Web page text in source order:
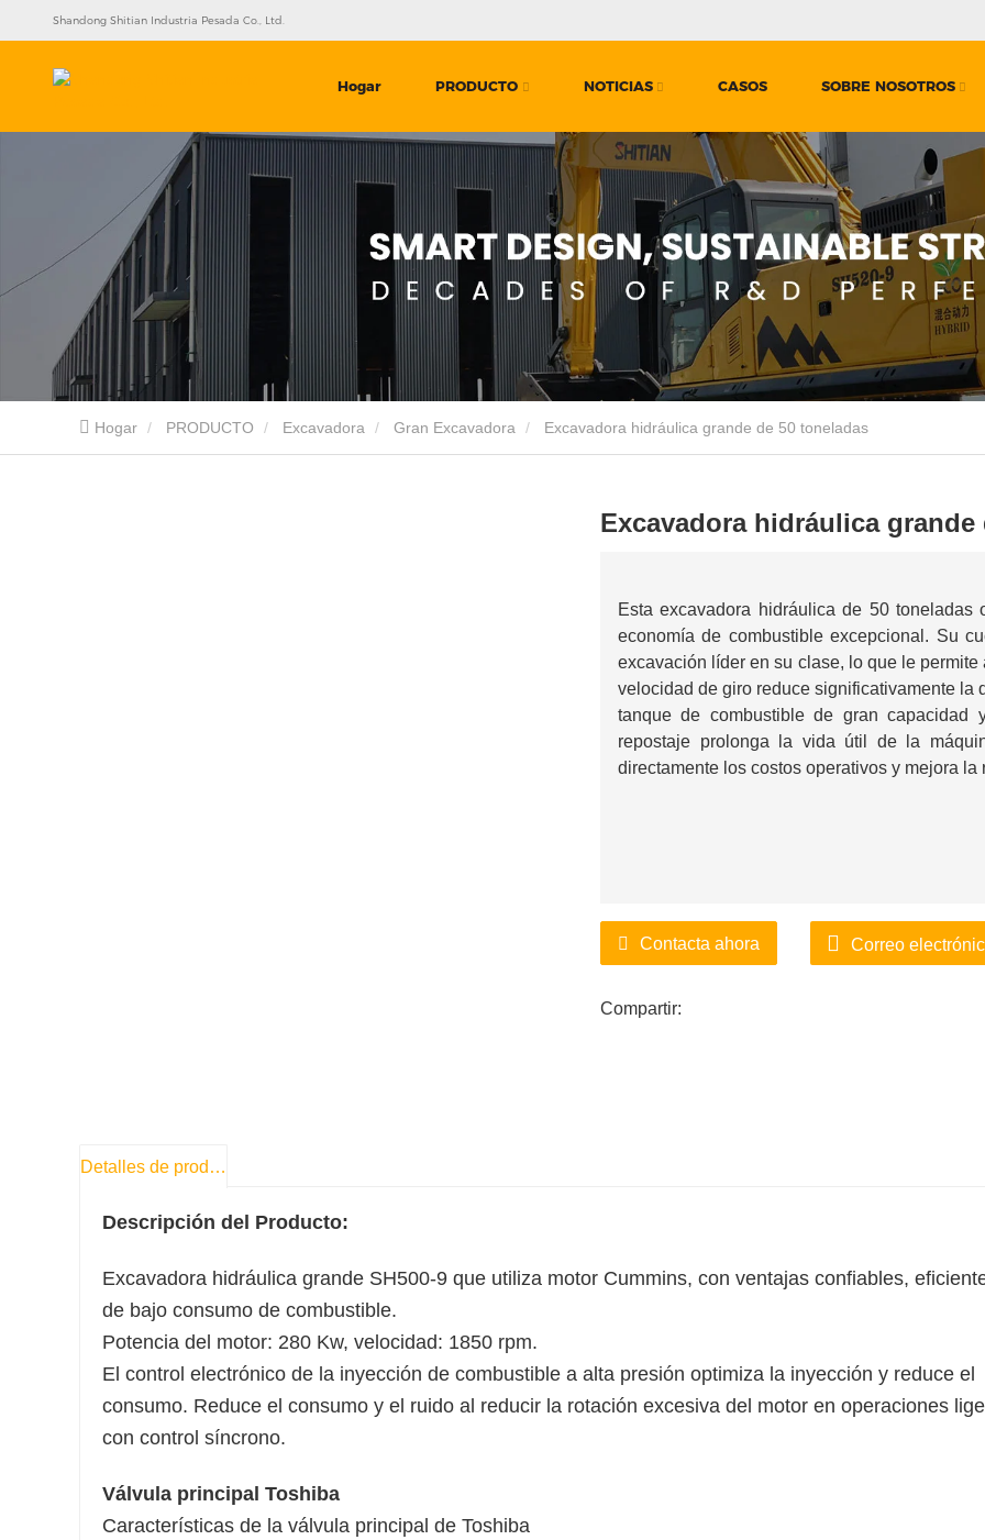
Shandong Shitian Industria Pesada Co., Ltd.
Hogar PRODUCTO NOTICIAS CASOS SOBRE NOSOTROS
Hogar PRODUCTO Excavadora Gran Excavadora Excavadora hidráulica grande de 50 toneladas
Excavadora hidráulica grande
Esta excavadora hidráulica de 50
economía de combustible excepcional. Su
excavación líder en su clase, lo que le
velocidad de giro reduce significativamente la
tanque de combustible de gran capacidad
repostaje prolonga la vida útil de la
directamente los costos operativos y mejora
Contacta ahora Correo
Compartir:
Detalles de producto
Descripción del Producto:
Excavadora hidráulica grande SH500-9 que utiliza motor Cummins, con ventajas confiables,
de bajo consumo de combustible.
Potencia del motor: 280 Kw, velocidad: 1850 rpm.
El control electrónico de la inyección de combustible a alta presión optimiza la inyección y reduce el
consumo. Reduce el consumo y el ruido al reducir la rotación excesiva del motor en operaciones
con control síncrono.
Válvula principal Toshiba
Características de la válvula principal de Toshiba